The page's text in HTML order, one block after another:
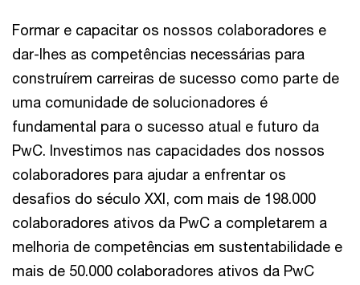
Formar e capacitar os nossos colaboradores e
dar-lhes as competências necessárias para
construírem carreiras de sucesso como parte de
uma comunidade de solucionadores é
fundamental para o sucesso atual e futuro da
PwC. Investimos nas capacidades dos nossos
colaboradores para ajudar a enfrentar os
desafios do século XXI, com mais de 198.000
colaboradores ativos da PwC a completarem a
melhoria de competências em sustentabilidade e
mais de 50.000 colaboradores ativos da PwC